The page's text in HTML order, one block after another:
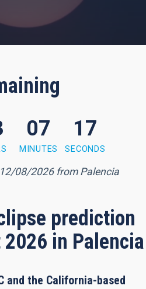
07
MINUTES
16
SECONDS
08/2026 from Palencia
prediction
in Palencia
and the California-based